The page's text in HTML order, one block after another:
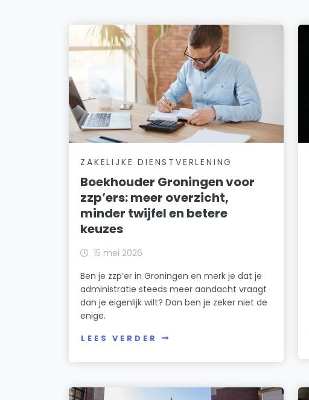
ZAKELIJKE DIENSTVERLENING
Boekhouder Groningen voor
zzp’ers: meer overzicht,
minder twijfel en betere
keuzes
15 mei 2026
Ben je zzp’er in Groningen en merk je dat je
administratie steeds meer aandacht vraagt
dan je eigenlijk wilt? Dan ben je zeker niet de
enige.
LEES VERDER